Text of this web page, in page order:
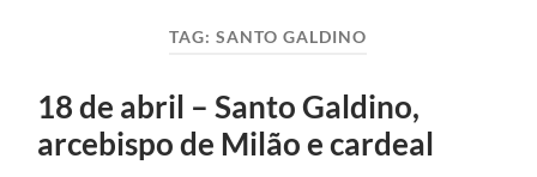
TAG:SANTO GALDINO
18 de abril – Santo Galdino,
arcebispo de Milão e cardeal